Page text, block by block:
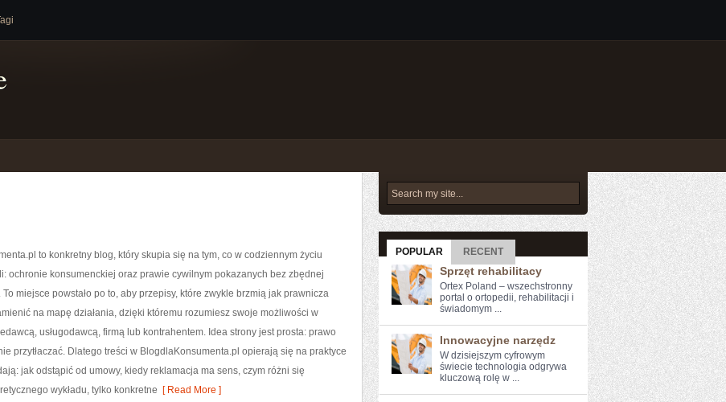
to konkretny blog, który skupia się na tym, co w codziennym życiu
ochronie konsumenckiej oraz prawie cywilnym pokazanych bez zbędnej
To miejsce powstało po to, aby przepisy, które zwykle brzmią jak prawnicza
na mapę działania, dzięki któremu rozumiesz swoje możliwości w
usługodawcą, firmą lub kontrahentem. Idea strony jest prosta: prawo
przytłaczać. Dlatego treści w BlogdlaKonsumenta.pl opierają się na praktyce
jak odstąpić od umowy, kiedy reklamacja ma sens, czym różni się
wykładu, tylko konkretne [ Read More ]
POPULAR RECENT
Sprzęt rehabilitacy
Ortex Poland – wszechstronny
portal o ortopedii, rehabilitacji i
świadomym ...
Innowacyjne narzędz
W dzisiejszym cyfrowym
świecie technologia odgrywa
kluczową rolę w ...